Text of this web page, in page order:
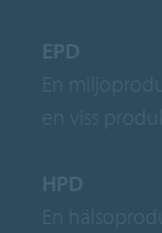
EPD
En
en viss
HPD
En